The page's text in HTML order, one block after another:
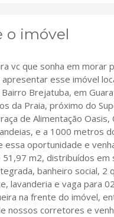
o imóvel
vc que sonha em morar
esse imóvel
Bairro Brejatuba, em
da Praia, próximo do
de Alimentação Oasis,
e a 1000 metros
essa oportunidade e
m2, distribuídos em
banheiro social, 2
lavanderia e vaga para
na frente do imóvel,
nossos corretores e